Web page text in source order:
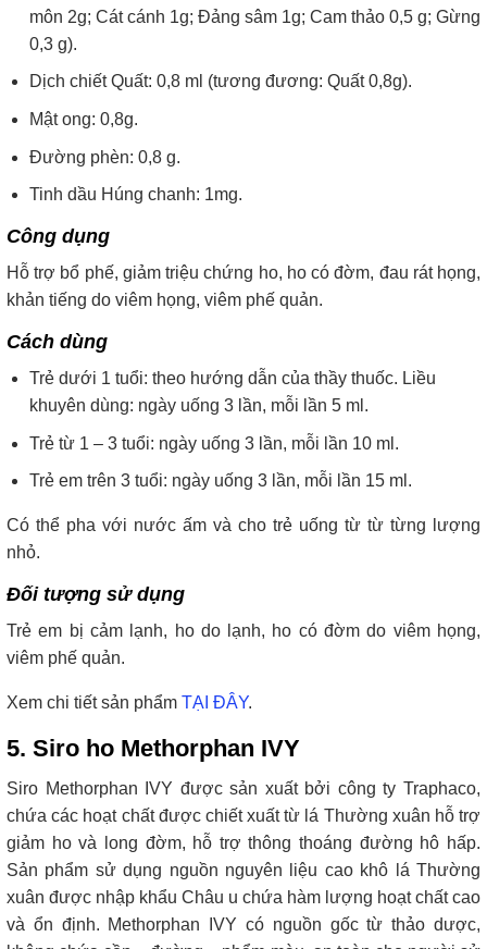
môn 2g; Cát cánh 1g; Đảng sâm 1g; Cam thảo 0,5 g; Gừng
0,3 g).
Dịch chiết Quất: 0,8 ml (tương đương: Quất 0,8g).
Mật ong: 0,8g.
Đường phèn: 0,8 g.
Tinh dầu Húng chanh: 1mg.
Công dụng
Hỗ trợ bổ phế, giảm triệu chứng ho, ho có đờm, đau rát họng,
khản tiếng do viêm họng, viêm phế quản.
Cách dùng
Trẻ dưới 1 tuổi: theo hướng dẫn của thầy thuốc. Liều
khuyên dùng: ngày uống 3 lần, mỗi lần 5 ml.
Trẻ từ 1 – 3 tuổi: ngày uống 3 lần, mỗi lần 10 ml.
Trẻ em trên 3 tuổi: ngày uống 3 lần, mỗi lần 15 ml.
Có thể pha với nước ấm và cho trẻ uống từ từ từng lượng
nhỏ.
Đối tượng sử dụng
Trẻ em bị cảm lạnh, ho do lạnh, ho có đờm do viêm họng,
viêm phế quản.
Xem chi tiết sản phẩm TẠI ĐÂY.
5. Siro ho Methorphan IVY
Siro Methorphan IVY được sản xuất bởi công ty Traphaco,
chứa các hoạt chất được chiết xuất từ lá Thường xuân hỗ trợ
giảm ho và long đờm, hỗ trợ thông thoáng đường hô hấp.
Sản phẩm sử dụng nguồn nguyên liệu cao khô lá Thường
xuân được nhập khẩu Châu u chứa hàm lượng hoạt chất cao
và ổn định. Methorphan IVY có nguồn gốc từ thảo dược,